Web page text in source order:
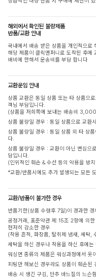
해외에서 확인된 불량제품
반품/교환 안내
국내에서 배송 받은 상품을 개인적으로
해당 제품이 클릭앤퍼니로 도착된 후에
배비에 한해서 운송비를 부담 합니다
교환운임 안내
상품 교환은 동일 상품 또는 타 상품으
객님 부담입니다.
(상품을 저희쪽에 보내는 배송비
상품 불량일 경우 : 동일 상품으로 교환
상품 불량일 경우 : 동일 상품 외 타 상
다.
상품 불량일 경우 : 교환이 아닌 변심
담입니다.
(인위적인 훼손 & 수선 등의 악용을 방
*교환/반품시에도 추가 발생되는 모든
교환/반품이 불가한 경우
반품기한(상품 수령후 7일)이 경과한 경
공정거래, 표준약관 제 15조 2항에 의
현저히 감소한 경우
(착용 흔적, 화장품, 탈취제 냄새, 세탁,
세탁을 하신 경우나 착용을 하신 후에
워싱면 종류의 제품은 워싱과정에서 옷
피팅만 해보신 경우라도 상품이 훼손된
배송 시 생긴 구김, 단추 바느질의 느슨